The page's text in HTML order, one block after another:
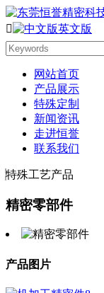
 英文版
网站首页
产品展示
特殊定制
新闻资讯
走进恒誉
联系我们
特殊工艺产品
精密零部件
产品图片